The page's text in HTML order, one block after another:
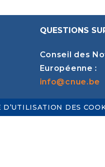
QUESTIONS
Conseil des
Européenne :
info@cnue.be
DES